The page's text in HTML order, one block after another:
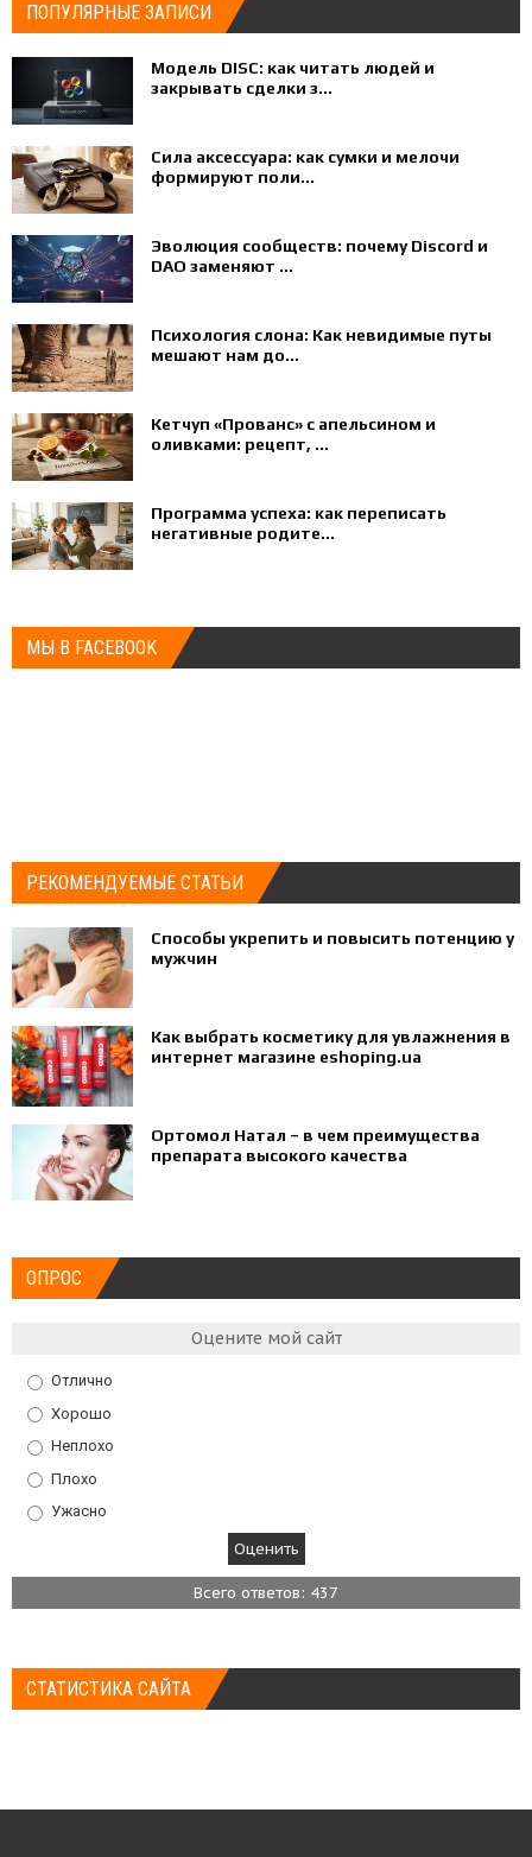
ПОПУЛЯРНЫЕ ЗАПИСИ
Модель DISC: как читать людей и
закрывать сделки з...
Сила аксессуара: как сумки и мелочи
формируют поли...
Эволюция сообществ: почему Discord и
DAO заменяют ...
Психология слона: Как невидимые путы
мешают нам до...
Кетчуп «Прованс» с апельсином и
оливками: рецепт, ...
Программа успеха: как переписать
негативные родите...
МЫ В FACEBOOK
РЕКОМЕНДУЕМЫЕ СТАТЬИ
Способы укрепить и повысить потенцию у
мужчин
Как выбрать косметику для увлажнения в
интернет магазине eshoping.ua
Ортомол Натал – в чем преимущества
препарата высокого качества
ОПРОС
Оцените мой сайт
Отлично
Хорошо
Неплохо
Плохо
Ужасно
Всего ответов: 437
СТАТИСТИКА САЙТА